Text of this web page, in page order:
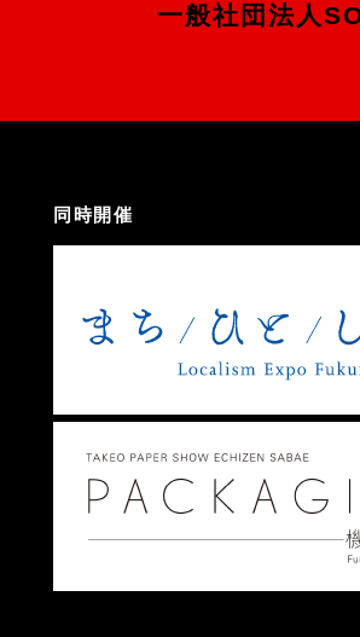
一般社団法人
同時開催